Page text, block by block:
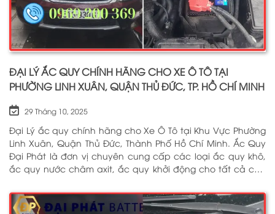
ĐẠI LÝ ẮC QUY CHÍNH HÃNG CHO XE Ô TÔ TẠI
PHƯỜNG LINH XUÂN, QUẬN THỦ ĐỨC, TP. HỒ CHÍ MINH
29 Tháng 10, 2025
Đại Lý ắc quy chính hãng cho Xe Ô Tô tại Khu Vực Phường
Linh Xuân, Quận Thủ Đức, Thành Phố Hồ Chí Minh. Ắc Quy
Đại Phát là đơn vị chuyên cung cấp các loại ắc quy khô,
ắc quy nước châm axit, ắc quy khởi động cho tất cả các
dân dụng từ các thương hiệu như: GS, ĐỒNG NAI, VARTA,
DELKOR, SOLITE, ENIMAC, BOSCH, ROCKET. Tell: 0969 200 369